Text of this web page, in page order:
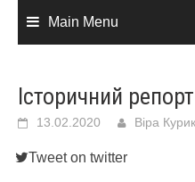
Main Menu
Історичний
13.02.2020 Віра
Tweet on twitter